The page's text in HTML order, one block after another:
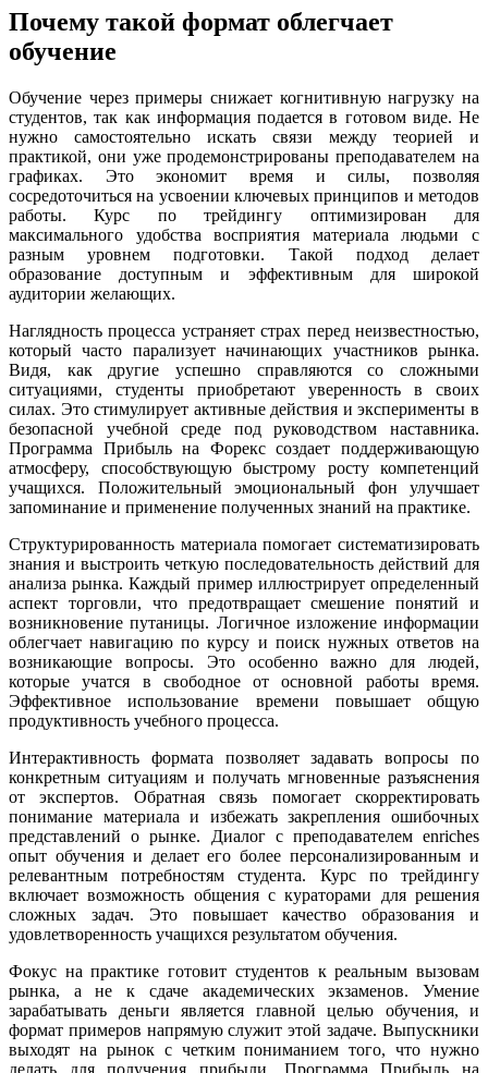
Почему такой формат облегчает
обучение
Обучение через примеры снижает когнитивную нагрузку на
студентов, так как информация подается в готовом виде. Не
нужно самостоятельно искать связи между теорией и
практикой, они уже продемонстрированы преподавателем на
графиках. Это экономит время и силы, позволяя
сосредоточиться на усвоении ключевых принципов и методов
работы. Курс по трейдингу оптимизирован для
максимального удобства восприятия материала людьми с
разным уровнем подготовки. Такой подход делает
образование доступным и эффективным для широкой
аудитории желающих.
Наглядность процесса устраняет страх перед неизвестностью,
который часто парализует начинающих участников рынка.
Видя, как другие успешно справляются со сложными
ситуациями, студенты приобретают уверенность в своих
силах. Это стимулирует активные действия и эксперименты в
безопасной учебной среде под руководством наставника.
Программа Прибыль на Форекс создает поддерживающую
атмосферу, способствующую быстрому росту компетенций
учащихся. Положительный эмоциональный фон улучшает
запоминание и применение полученных знаний на практике.
Структурированность материала помогает систематизировать
знания и выстроить четкую последовательность действий для
анализа рынка. Каждый пример иллюстрирует определенный
аспект торговли, что предотвращает смешение понятий и
возникновение путаницы. Логичное изложение информации
облегчает навигацию по курсу и поиск нужных ответов на
возникающие вопросы. Это особенно важно для людей,
которые учатся в свободное от основной работы время.
Эффективное использование времени повышает общую
продуктивность учебного процесса.
Интерактивность формата позволяет задавать вопросы по
конкретным ситуациям и получать мгновенные разъяснения
от экспертов. Обратная связь помогает скорректировать
понимание материала и избежать закрепления ошибочных
представлений о рынке. Диалог с преподавателем enriches
опыт обучения и делает его более персонализированным и
релевантным потребностям студента. Курс по трейдингу
включает возможность общения с кураторами для решения
сложных задач. Это повышает качество образования и
удовлетворенность учащихся результатом обучения.
Фокус на практике готовит студентов к реальным вызовам
рынка, а не к сдаче академических экзаменов. Умение
зарабатывать деньги является главной целью обучения, и
формат примеров напрямую служит этой задаче. Выпускники
выходят на рынок с четким пониманием того, что нужно
делать для получения прибыли. Программа Прибыль на